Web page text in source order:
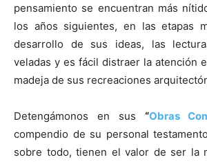
pensamiento se encuentran más
los años siguientes, en las etapas
desarrollo de sus ideas, las
veladas y es fácil distraer la atención
madeja de sus recreaciones
Detengámonos en sus “Obras
compendio de su personal
sobre todo, tienen el valor de ser la